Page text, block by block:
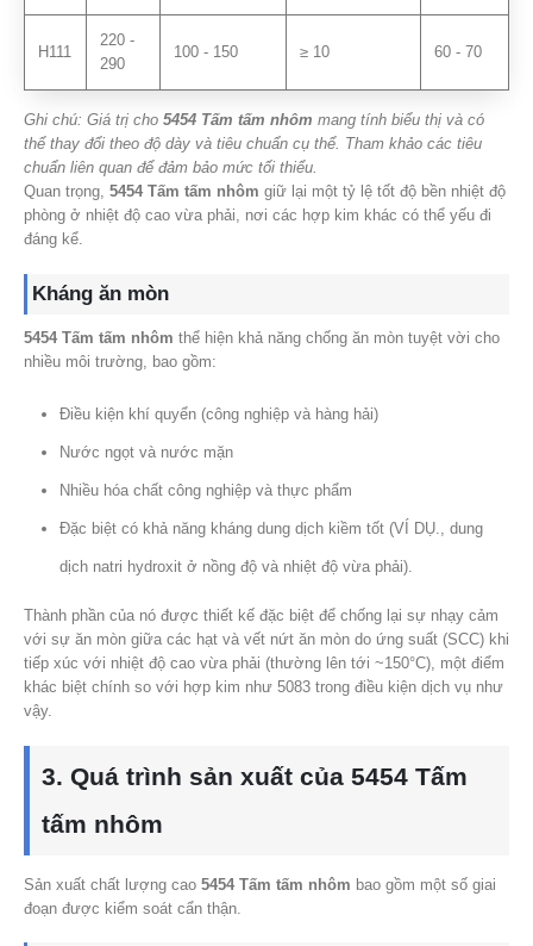
H111
220 -
290
100 - 150 ≥ 10 60 - 70
Ghi chú: Giá trị cho 5454 Tấm tấm nhôm mang tính biểu thị và có
thể thay đổi theo độ dày và tiêu chuẩn cụ thể. Tham khảo các tiêu
chuẩn liên quan để đảm bảo mức tối thiểu.
Quan trọng, 5454 Tấm tấm nhôm giữ lại một tỷ lệ tốt độ bền nhiệt độ
phòng ở nhiệt độ cao vừa phải, nơi các hợp kim khác có thể yếu đi
đáng kể.
Kháng ăn mòn
5454 Tấm tấm nhôm thể hiện khả năng chống ăn mòn tuyệt vời cho
nhiều môi trường, bao gồm:
Điều kiện khí quyển (công nghiệp và hàng hải)
Nước ngọt và nước mặn
Nhiều hóa chất công nghiệp và thực phẩm
Đặc biệt có khả năng kháng dung dịch kiềm tốt (VÍ DỤ., dung
dịch natri hydroxit ở nồng độ và nhiệt độ vừa phải).
Thành phần của nó được thiết kế đặc biệt để chống lại sự nhạy cảm
với sự ăn mòn giữa các hạt và vết nứt ăn mòn do ứng suất (SCC) khi
tiếp xúc với nhiệt độ cao vừa phải (thường lên tới ~150°C), một điểm
khác biệt chính so với hợp kim như 5083 trong điều kiện dịch vụ như
vậy.
3. Quá trình sản xuất của 5454 Tấm
tấm nhôm
Sản xuất chất lượng cao 5454 Tấm tấm nhôm bao gồm một số giai
đoạn được kiểm soát cẩn thận.